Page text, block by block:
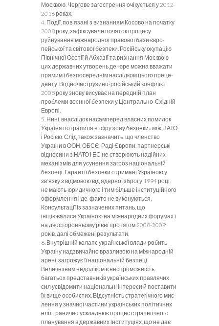
Москвою. Чергове загострення очікується у 2012-
2016 роках.
4. Події, пов'язані з визнанням Косово на по­чатку
2008 року, зафіксували початок процесу
руйнування міжнародної правової бази євро­
пейської та світової безпеки. Російську окупацію
Північної Осетії й Абхазії та визнання Москвою
цих державних утворень де-юре можна вважати
прямим і безпосереднім наслідком цього преце­
денту. Водночас грузино-російський конфлікт
2008 року знову висуває на передній план
проблеми воєнної безпеки у Центрально-Східній
Европі.
5. Нині, внаслідок насамперед власних помилок
Україна потрапила в «сіру зону безпеки» між НАТО
і Росією. Слід також зазначить, що членство
України в ООН, ОБСЄ, Раді Європи, партнерські
відносини з НАТО і ЕС не створюють надійних
механізмів для усунення загроз національній
безпеці. Гарантії безпеки отримані Україною у
зв'язку з відмовою від ядерної зброї у 1994 році,
не мають юридичного і тим більше інституційного
оформлення і де-факто не виконуються.
Консультації із зазначених питань, що
ініціювалися Україною на міжнародних форумах і
на двосторонньому рівні протягом 2008-2009
років, далі обмежені результати.
6. Внутрішній колапс української влади робить
Україну надзвичайно вразливою на міжнародній
арені, загрожує її національній безпеці.
Величезним недоліком є неспроможність
багатьох представників українських правлячих
сил усвідомити національні інтереси й поставити
їх вище особистих. Відсутність стратегічного мис­
лення у значної частини українських політичних
еліт гранично ускладнює процес стратегічного
планування в державних інституціях, що не дає